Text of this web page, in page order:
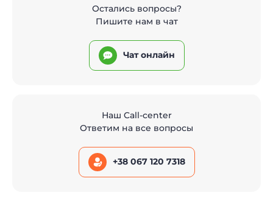
Остались вопросы?
Пишите нам в чат
Чат онлайн
Наш Call-center
Ответим на все вопросы
+38 067 120 7318